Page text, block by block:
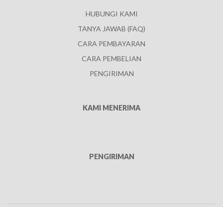
HUBUNGI KAMI
TANYA JAWAB (FAQ)
CARA PEMBAYARAN
CARA PEMBELIAN
PENGIRIMAN
KAMI MENERIMA
PENGIRIMAN